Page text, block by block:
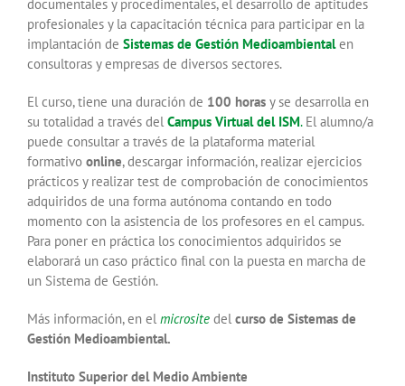
documentales y procedimentales, el desarrollo de aptitudes
profesionales y la capacitación técnica para participar en la
implantación de Sistemas de Gestión Medioambiental en
consultoras y empresas de diversos sectores.
El curso, tiene una duración de 100 horas y se desarrolla en
su totalidad a través del Campus Virtual del ISM.El alumno/a
puede consultar a través de la plataforma material
formativo online, descargar información, realizar ejercicios
prácticos y realizar test de comprobación de conocimientos
adquiridos de una forma autónoma contando en todo
momento con la asistencia de los profesores en el campus.
Para poner en práctica los conocimientos adquiridos se
elaborará un caso práctico final con la puesta en marcha de
un Sistema de Gestión.
Más información, en el microsite del curso de Sistemas de
Gestión Medioambiental.
Instituto Superior del Medio Ambiente